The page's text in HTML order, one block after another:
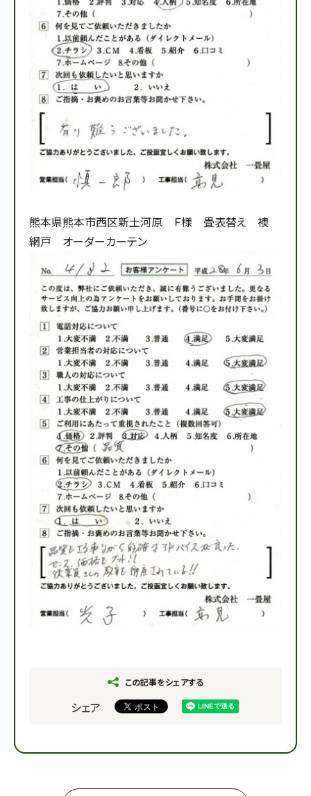
熊本県熊本市西区新土河原 Ｆ様 畳表替え 襖
網戸 オーダーカーテン
この記事をシェアする
シェア